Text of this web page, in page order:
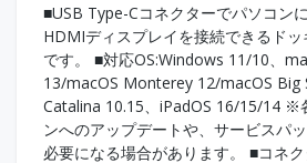
■USB Type-Cコネクターでパソコン
HDMIディスプレイを接続できるド
です。 ■対応OS:Windows 11/10、
13/macOS Monterey 12/macOS Big
Catalina 10.15、iPadOS 16/15/14 ※
ンへのアップデートや、サービスパ
必要になる場合があります。 ■コネ